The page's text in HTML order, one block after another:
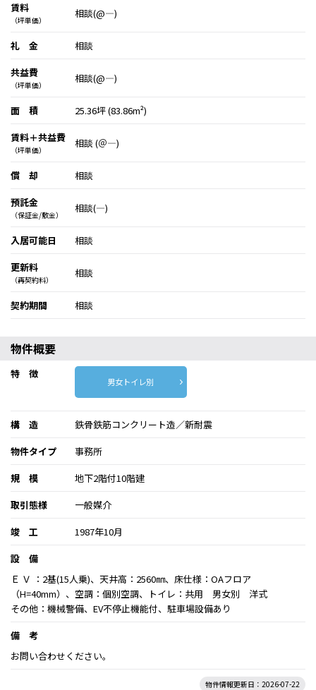
賃料
（坪単価）
相談(@―)
礼 金
相談
共益費
（坪単価）
相談(@―)
面 積
25.36坪 (83.86m²)
賃料＋共益費
（坪単価）
相談 (＠―)
償 却
相談
預託金
（保証金/敷金）
相談(―)
入居可能日
相談
更新料
（再契約料）
相談
契約期間 相談
物件概要
特 徴
男女トイレ別
構 造
鉄骨鉄筋コンクリート造／新耐震
物件タイプ
事務所
規 模
地下2階付10階建
取引態様
一般媒介
竣 工
1987年10月
設 備
Ｅ Ｖ ：2基(15人乗)、天井高：2560㎜、床仕様：OAフロア
（H=40mm）、空調：個別空調、トイレ：共用 男女別 洋式
その他：機械警備、EV不停止機能付、駐車場設備あり
備 考
お問い合わせください。
物件情報更新日：2026-07-22